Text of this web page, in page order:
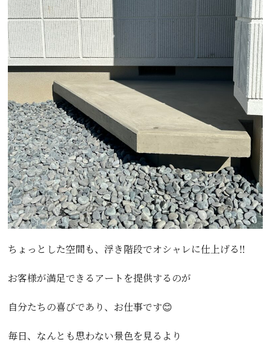
ちょっとした空間も、浮き階段でオシャレに仕上げる‼️
お客様が満足できるアートを提供するのが
自分たちの喜びであり、お仕事です😊
毎日、なんとも思わない景色を見るより